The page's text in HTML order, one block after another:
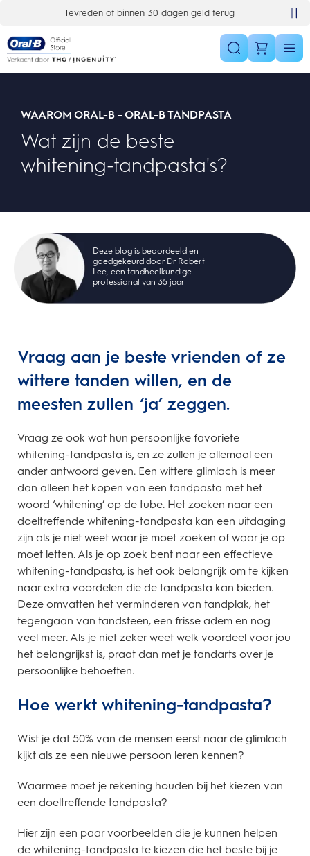
WAAROM ORAL-B - ORAL-B TANDPASTA
Wat zijn de beste
whitening-tandpasta's?
Deze blog is beoordeeld en
goedgekeurd door Dr Robert
Lee, een tandheelkundige
professional van 35 jaar
Vraag aan je beste vrienden of ze
wittere tanden willen, en de
meesten zullen ‘ja’ zeggen.
Vraag ze ook wat hun persoonlijke favoriete
whitening-tandpasta is, en ze zullen je allemaal een
ander antwoord geven. Een wittere glimlach is meer
dan alleen het kopen van een tandpasta met het
woord ‘whitening’ op de tube. Het zoeken naar een
doeltreffende whitening-tandpasta kan een uitdaging
zijn als je niet weet waar je moet zoeken of waar je op
moet letten. Als je op zoek bent naar een effectieve
whitening-tandpasta, is het ook belangrijk om te kijken
naar extra voordelen die de tandpasta kan bieden.
Deze omvatten het verminderen van tandplak, het
tegengaan van tandsteen, een frisse adem en nog
veel meer. Als je niet zeker weet welk voordeel voor jou
het belangrijkst is, praat dan met je tandarts over je
persoonlijke behoeften.
Hoe werkt whitening-tandpasta?
Wist je dat 50% van de mensen eerst naar de glimlach
kijkt als ze een nieuwe persoon leren kennen?
Waarmee moet je rekening houden bij het kiezen van
een doeltreffende tandpasta?
Hier zijn een paar voorbeelden die je kunnen helpen
de whitening-tandpasta te kiezen die het beste bij je